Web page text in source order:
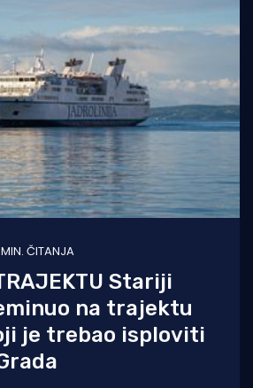
MIN. ČITANJA
Stariji
na trajektu
je trebao isploviti